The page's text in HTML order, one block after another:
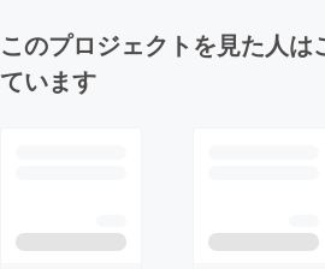
このプロジェクトを見た人は
ています